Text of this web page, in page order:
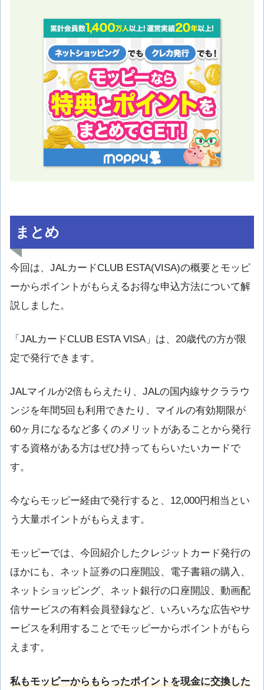
まとめ
今回は、JALカードCLUB ESTA(VISA)の概要とモッピ
ーからポイントがもらえるお得な申込方法について解
説しました。
「JALカードCLUB ESTA VISA」は、20歳代の方が限
定で発行できます。
JALマイルが2倍もらえたり、JALの国内線サクララウ
ンジを年間5回も利用できたり、マイルの有効期限が
60ヶ月になるなど多くのメリットがあることから発行
する資格がある方はぜひ持ってもらいたいカードで
す。
今ならモッピー経由で発行すると、12,000円相当とい
う大量ポイントがもらえます。
モッピーでは、今回紹介したクレジットカード発行の
ほかにも、ネット証券の口座開設、電子書籍の購入、
ネットショッピング、ネット銀行の口座開設、動画配
信サービスの有料会員登録など、いろいろな広告やサ
ービスを利用することでモッピーからポイントがもら
えます。
私もモッピーからもらったポイントを現金に交換した